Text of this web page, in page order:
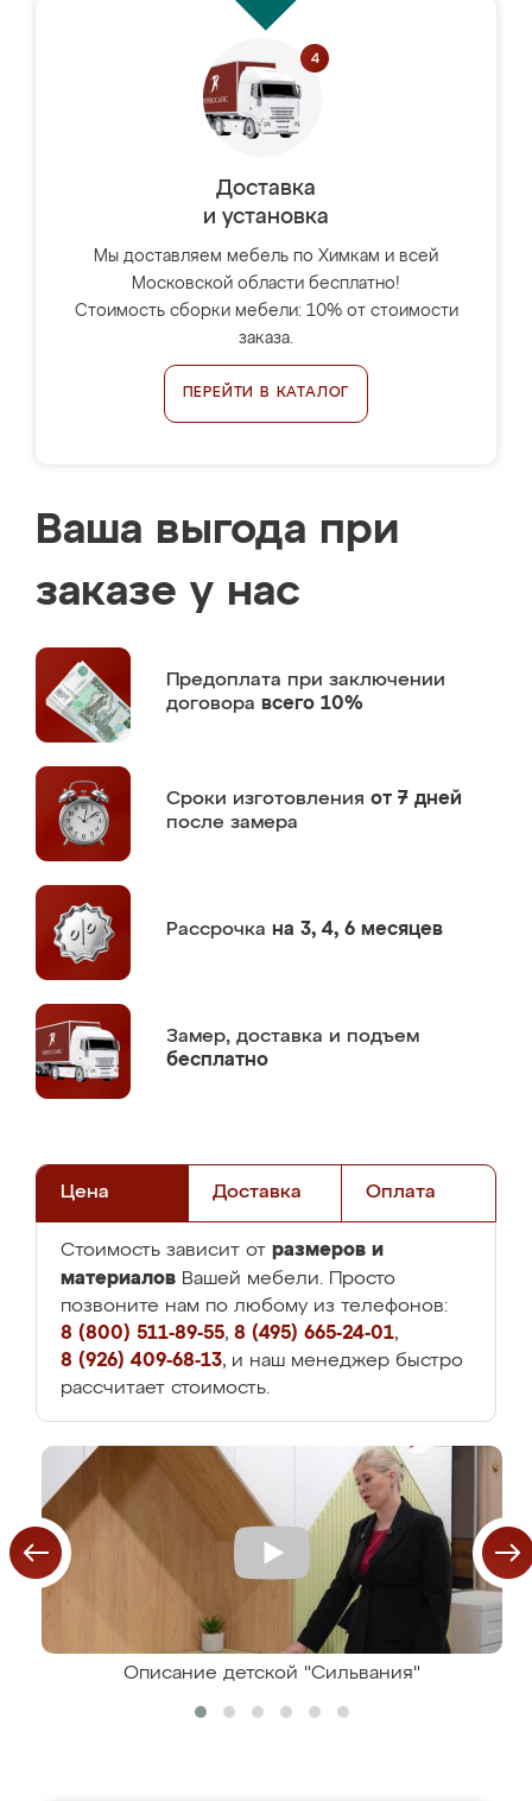
Доставка
и установка
Мы доставляем мебель по Химкам и всей
Московской области бесплатно!
Стоимость сборки мебели: 10% от стоимости
заказа.
ПЕРЕЙТИ В КАТАЛОГ
Ваша выгода при
заказе у нас
Предоплата при заключении
договора всего 10%
Сроки изготовления от 7 дней
после замера
Рассрочка на 3, 4, 6 месяцев
Замер, доставка и подъем
бесплатно
Цена Доставка Оплата
Стоимость зависит от размеров и
материалов Вашей мебели. Просто
позвоните нам по любому из телефонов:
8 (800) 511-89-55, 8 (495) 665-24-01,
8 (926) 409-68-13, и наш менеджер быстро
рассчитает стоимость.
Описание детской "Сильвания"